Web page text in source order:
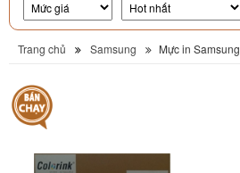
Trang chủ Samsung Mực in Samsung